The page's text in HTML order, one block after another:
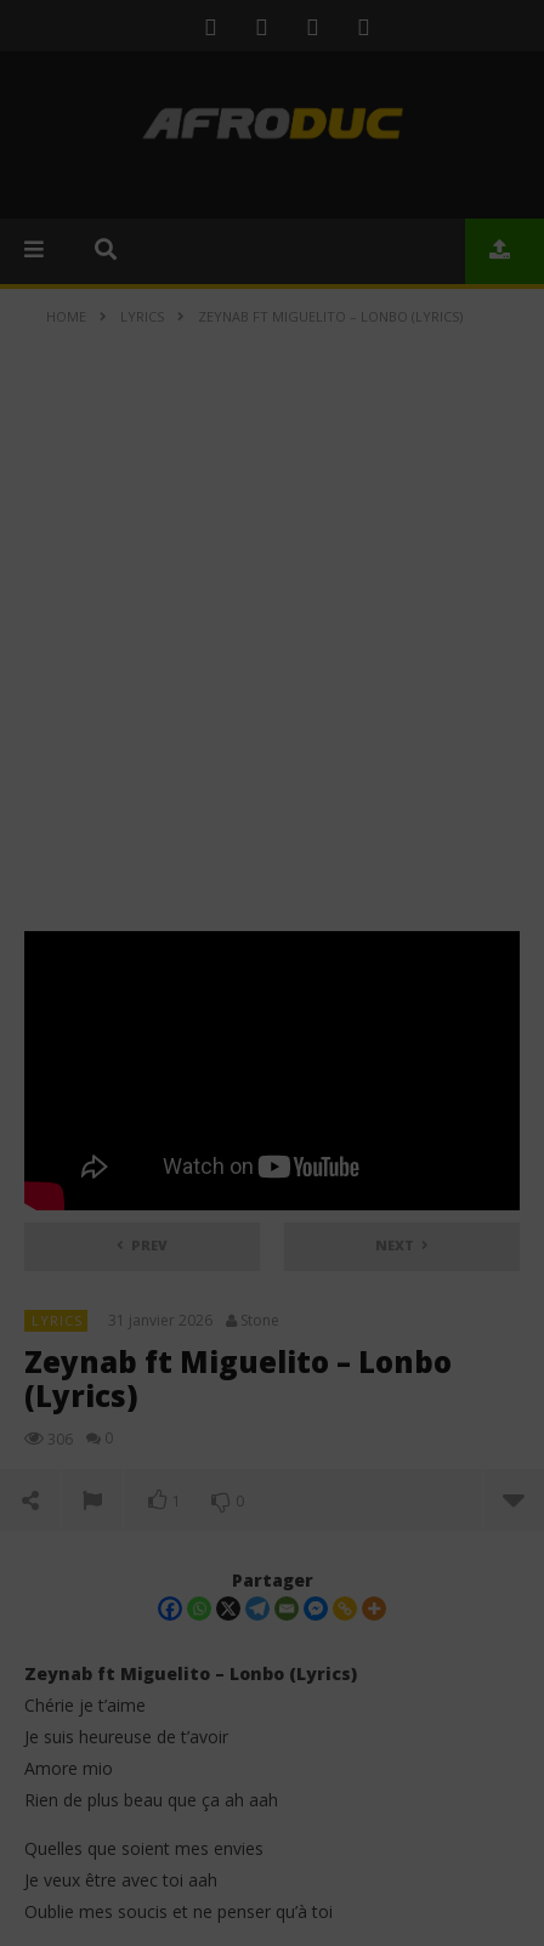
HOME LYRICS ZEYNAB FT MIGUELITO – LONBO (LYRICS)
LYRICS 31 janvier 2026 Stone
Zeynab ft Miguelito – Lonbo
(Lyrics)
306 0
1 0
NOW VIEWING
Zeynab ft Miguelito – Lonbo (Lyrics)
Partager
Zeynab ft Miguelito – Lonbo (Lyrics)
Chérie je t’aime
Je suis heureuse de t’avoir
Amore mio
Rien de plus beau que ça ah aah
Quelles que soient mes envies
Je veux être avec toi aah
Oublie mes soucis et ne penser qu’à toi